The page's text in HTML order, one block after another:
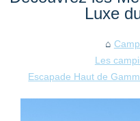
Luxe
Les
Escapade Haut de